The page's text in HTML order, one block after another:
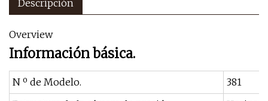
Descripción
Overview
Información básica.
N º de Modelo.
381